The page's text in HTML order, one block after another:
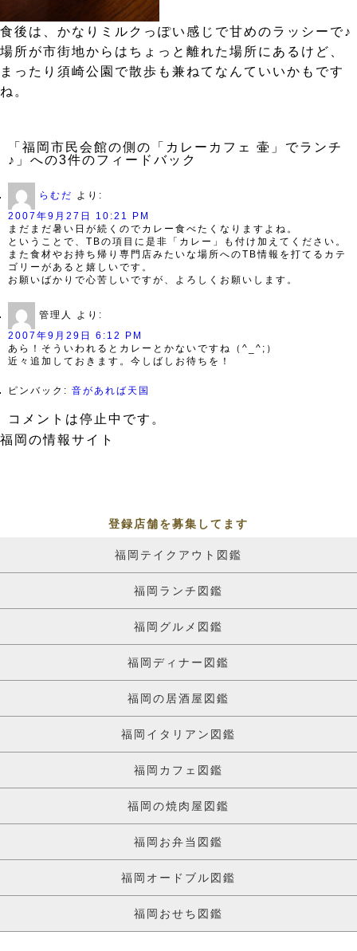
食後は、かなりミルクっぽい感じで甘めのラッシーで♪
場所が市街地からはちょっと離れた場所にあるけど、
まったり須崎公園で散歩も兼ねてなんていいかもです
ね。
「福岡市民会館の側の「カレーカフェ 壷」でランチ
♪」への3件のフィードバック
らむだ より:
2007年9月27日 10:21 PM
まだまだ暑い日が続くのでカレー食べたくなりますよね。
ということで、TBの項目に是非「カレー」も付け加えてください。
また食材やお持ち帰り専門店みたいな場所へのTB情報を打てるカテ
ゴリーがあると嬉しいです。
お願いばかりで心苦しいですが、よろしくお願いします。
管理人
より:
2007年9月29日 6:12 PM
あら！そういわれるとカレーとかないですね（^_^;）
近々追加しておきます。今しばしお待ちを！
ピンバック: 音があれば天国
コメントは停止中です。
福岡の情報サイト
登録店舗を募集してます
福岡テイクアウト図鑑
福岡ランチ図鑑
福岡グルメ図鑑
福岡ディナー図鑑
福岡の居酒屋図鑑
福岡イタリアン図鑑
福岡カフェ図鑑
福岡の焼肉屋図鑑
福岡お弁当図鑑
福岡オードブル図鑑
福岡おせち図鑑